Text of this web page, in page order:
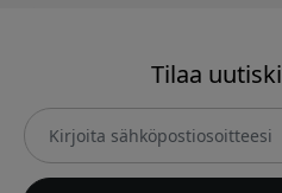
Tilaa